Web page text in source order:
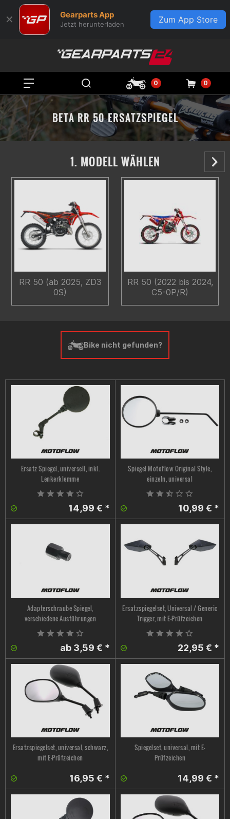
✕ Gearparts App
Jetzt herunterladen Zum App Store
0 0
BETA RR 50 ERSATZSPIEGEL
1. MODELL WÄHLEN
RR 50 (ab 2025, ZD3
0S)
RR 50 (2022 bis 2024,
C5-0P/R)
Bike nicht gefunden?
Ersatz Spiegel, universell, inkl.
Lenkerklemme
14,99 € *
Spiegel Motoflow Original Style,
einzeln, universal
10,99 € *
Adapterschraube Spiegel,
verschiedene Ausführungen
ab 3,59 € *
Ersatzspiegelset, Universal / Generic
Trigger, mit E-Prüfzeichen
22,95 € *
Ersatzspiegelset, universal, schwarz,
mit E-Prüfzeichen
16,95 € *
Spiegelset, universal, mit E-
Prüfzeichen
14,99 € *